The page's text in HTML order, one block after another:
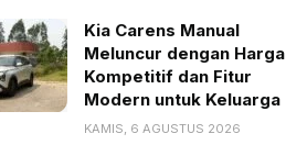
Kia Carens Manual
Meluncur dengan Harga
Kompetitif dan Fitur
Modern untuk Keluarga
KAMIS, 6 AGUSTUS 2026